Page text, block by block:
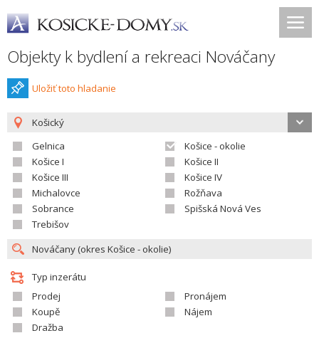
Objekty k bydlení a rekreaci Nováčany
Uložiť toto hladanie
Košický
Gelnica
Košice - okolie
Košice I
Košice II
Košice III
Košice IV
Michalovce
Rožňava
Sobrance
Spišská Nová Ves
Trebišov
Typ inzerátu
Prodej
Pronájem
Koupě
Nájem
Dražba